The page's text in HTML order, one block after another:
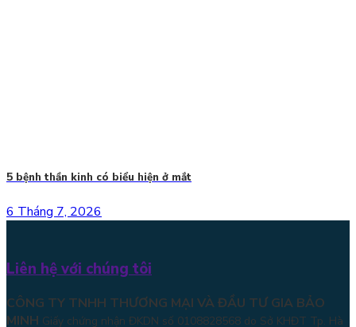
5 bệnh thần kinh có biểu hiện ở mắt
6 Tháng 7, 2026
Liên hệ với chúng tôi
CÔNG TY TNHH THƯƠNG MẠI VÀ ĐẦU TƯ GIA BẢO
MINH Giấy chứng nhận ĐKDN số 0108828568 do Sở KHĐT Tp. Hà